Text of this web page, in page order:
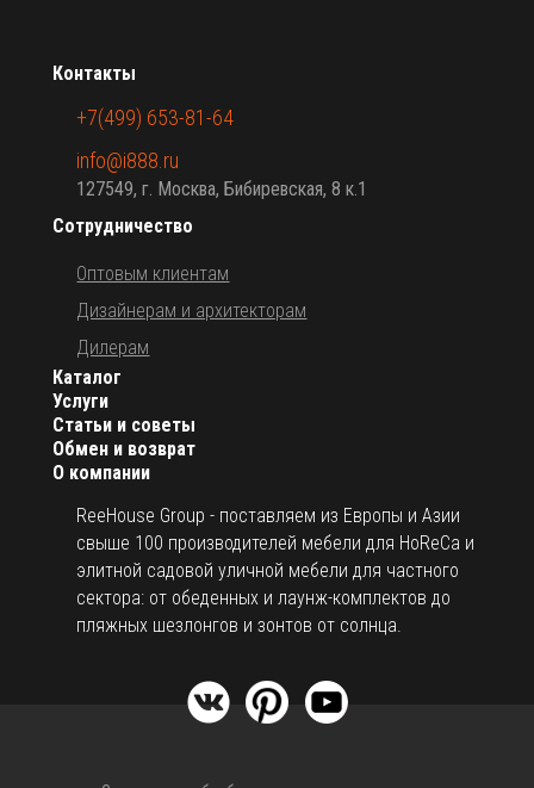
О компании
ReeHouse Group - поставляем из Европы и Азии
свыше 100 производителей мебели для HoReCa и
элитной садовой уличной мебели для частного
сектора: от обеденных и лаунж-комплектов до
пляжных шезлонгов и зонтов от солнца.
Каталог
Услуги
Статьи и советы
Обмен и возврат
Сотрудничество
Оптовым клиентам
Дизайнерам и архитекторам
Дилерам
Контакты
+7(499) 653-81-64
info@i888.ru
127549, г. Москва, Бибиревская, 8 к.1